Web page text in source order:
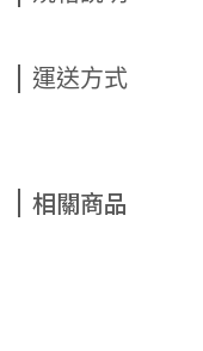
運送方式
相關商品